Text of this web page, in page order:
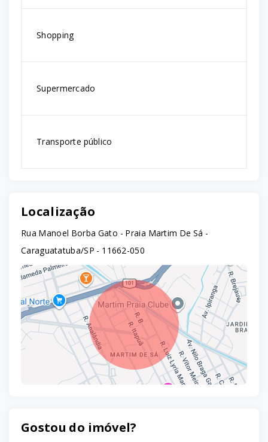
Shopping
Supermercado
Transporte público
Localização
Rua Manoel Borba Gato - Praia Martim De Sá -
Caraguatatuba/SP - 11662-050
Gostou do imóvel?